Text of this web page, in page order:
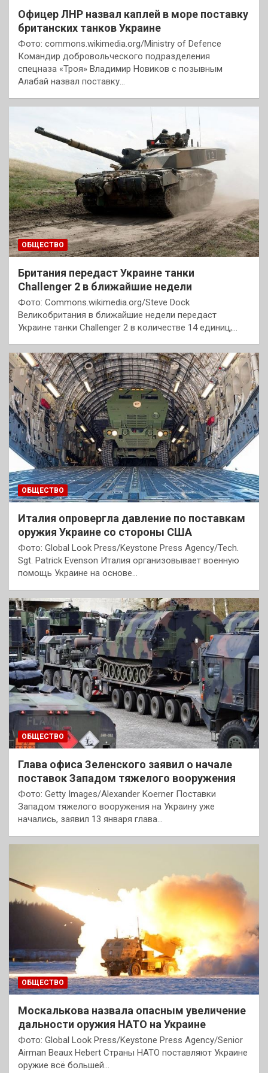
Офицер ЛНР назвал каплей в море поставку
британских танков Украине
Фото: commons.wikimedia.org/Ministry of Defence
Командир добровольческого подразделения
спецназа «Троя» Владимир Новиков с позывным
Алабай назвал поставку…
ОБЩЕСТВО
Британия передаст Украине танки
Challenger 2 в ближайшие недели
Фото: Commons.wikimedia.org/Steve Dock
Великобритания в ближайшие недели передаст
Украине танки Challenger 2 в количестве 14 единиц,…
ОБЩЕСТВО
Италия опровергла давление по поставкам
оружия Украине со стороны США
Фото: Global Look Press/Keystone Press Agency/Tech.
Sgt. Patrick Evenson Италия организовывает военную
помощь Украине на основе…
ОБЩЕСТВО
Глава офиса Зеленского заявил о начале
поставок Западом тяжелого вооружения
Фото: Getty Images/Alexander Koerner Поставки
Западом тяжелого вооружения на Украину уже
начались, заявил 13 января глава…
ОБЩЕСТВО
Москалькова назвала опасным увеличение
дальности оружия НАТО на Украине
Фото: Global Look Press/Keystone Press Agency/Senior
Airman Beaux Hebert Страны НАТО поставляют Украине
оружие всё большей…